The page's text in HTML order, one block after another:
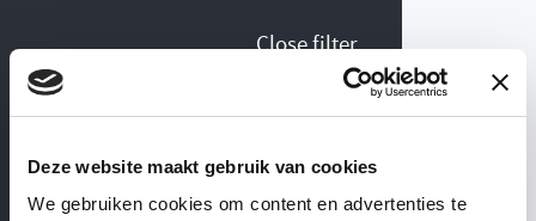
Deze website maakt gebruik van cookies
We gebruiken cookies om content en advertenties te
Close filter
Collection Stoves